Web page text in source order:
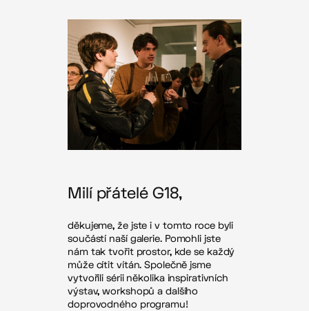
Milí přátelé G18,
děkujeme, že jste i v tomto roce byli
součástí naší galerie. Pomohli jste
nám tak tvořit prostor, kde se každý
může cítit vítán. Společně jsme
vytvořili sérii několika inspirativních
výstav, workshopů a dalšího
doprovodného programu!